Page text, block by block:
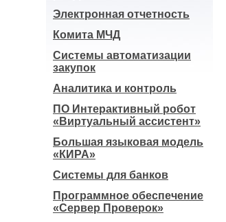
Электронная отчетность
Комита МЧД
Системы автоматизации
закупок
Аналитика и контроль
ПО Интерактивный робот
«Виртуальный ассистент»
Большая языковая модель
«КИРА»
Системы для банков
Программное обеспечение
«Сервер Проверок»